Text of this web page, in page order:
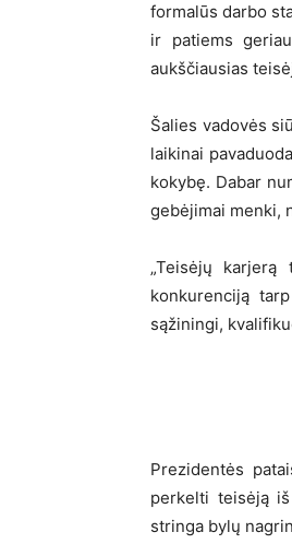
formalūs darbo
ir patiems
aukščiausias
Šalies vadovės
laikinai
kokybę. Dabar
gebėjimai menki,
„Teisėjų
konkurenciją
sąžiningi,
Prezidentės
perkelti teisėją
stringa bylų